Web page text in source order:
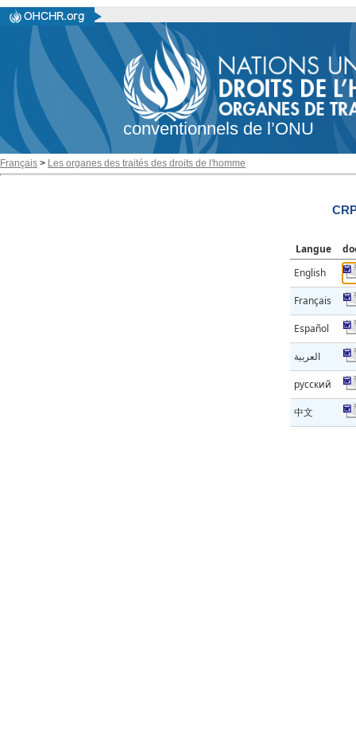
conventionnels de l’ONU
Français > Les organes des traités des droits de l'homme
Langue
English
Français
Español
العربية
русский
中文